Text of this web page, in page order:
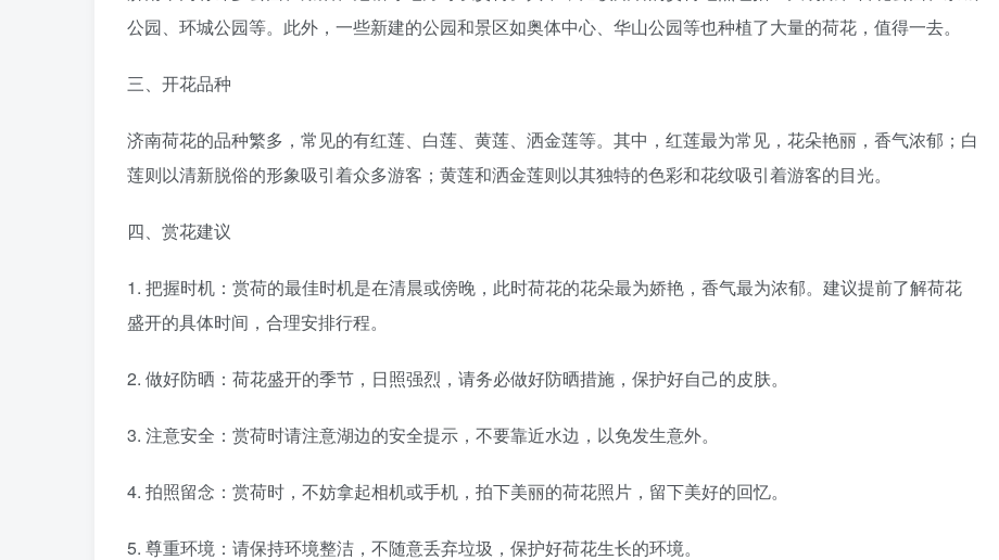
公园、环城公园等。此外，一些新建的公园和景区如奥体中心、华山公园等也种植了大量的荷花，值得一去。
三、开花品种
济南荷花的品种繁多，常见的有红莲、白莲、黄莲、洒金莲等。其中，红莲最为常见，花朵艳丽，香气浓郁；白
莲则以清新脱俗的形象吸引着众多游客；黄莲和洒金莲则以其独特的色彩和花纹吸引着游客的目光。
四、赏花建议
1. 把握时机：赏荷的最佳时机是在清晨或傍晚，此时荷花的花朵最为娇艳，香气最为浓郁。建议提前了解荷花
盛开的具体时间，合理安排行程。
2. 做好防晒：荷花盛开的季节，日照强烈，请务必做好防晒措施，保护好自己的皮肤。
3. 注意安全：赏荷时请注意湖边的安全提示，不要靠近水边，以免发生意外。
4. 拍照留念：赏荷时，不妨拿起相机或手机，拍下美丽的荷花照片，留下美好的回忆。
5. 尊重环境：请保持环境整洁，不随意丢弃垃圾，保护好荷花生长的环境。